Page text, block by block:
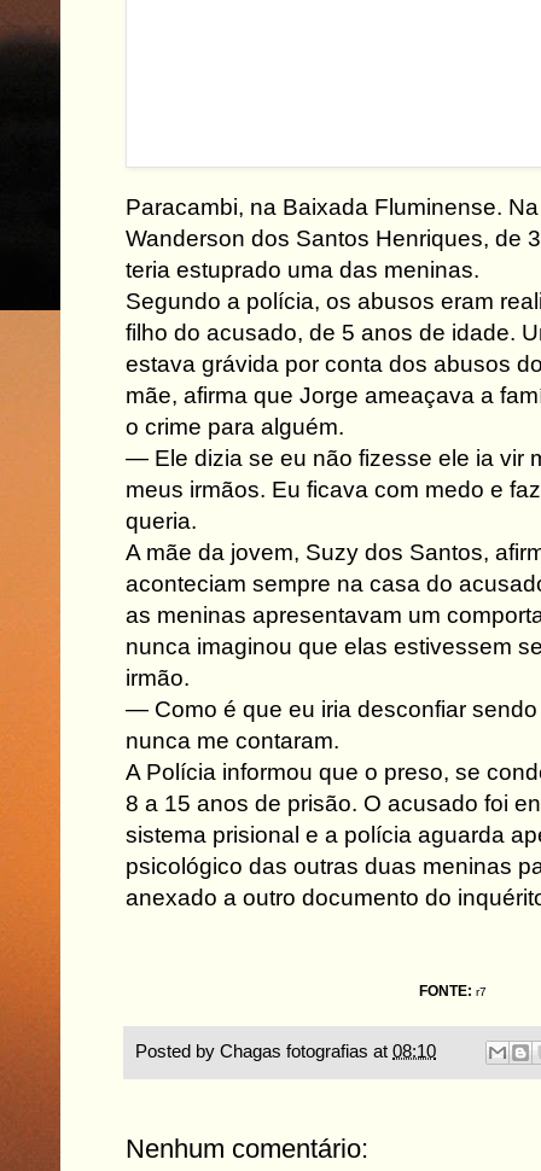
Paracambi, na Baixada Fluminense.
Wanderson dos Santos Henriques, de
teria estuprado uma das meninas.
Segundo a polícia, os abusos eram
filho do acusado, de 5 anos de idade.
estava grávida por conta dos abusos
mãe, afirma que Jorge ameaçava a
o crime para alguém.
— Ele dizia se eu não fizesse ele ia vir
meus irmãos. Eu ficava com medo e
queria.
A mãe da jovem, Suzy dos Santos,
aconteciam sempre na casa do
as meninas apresentavam um
nunca imaginou que elas estivessem
irmão.
— Como é que eu iria desconfiar
nunca me contaram.
A Polícia informou que o preso, se
8 a 15 anos de prisão. O acusado foi
sistema prisional e a polícia aguarda
psicológico das outras duas meninas
anexado a outro documento do
FONTE: r7
Posted by Chagas fotografias at 08:10
Nenhum comentário: